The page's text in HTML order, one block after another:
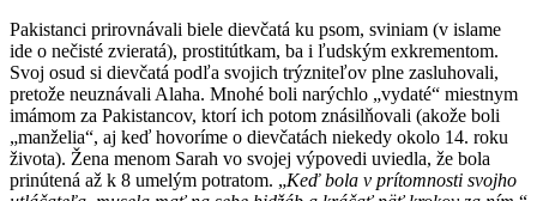
Pakistanci prirovnávali biele dievčatá ku psom, sviniam (v islame
ide o nečisté zvieratá), prostitútkam, ba i ľudským exkrementom.
Svoj osud si dievčatá podľa svojich trýzniteľov plne zasluhovali,
pretože neuznávali Alaha. Mnohé boli narýchlo „vydaté“ miestnym
imámom za Pakistancov, ktorí ich potom znásilňovali (akože boli
„manželia“, aj keď hovoríme o dievčatách niekedy okolo 14. roku
života). Žena menom Sarah vo svojej výpovedi uviedla, že bola
prinútená až k 8 umelým potratom. „Keď bola v prítomnosti svojho